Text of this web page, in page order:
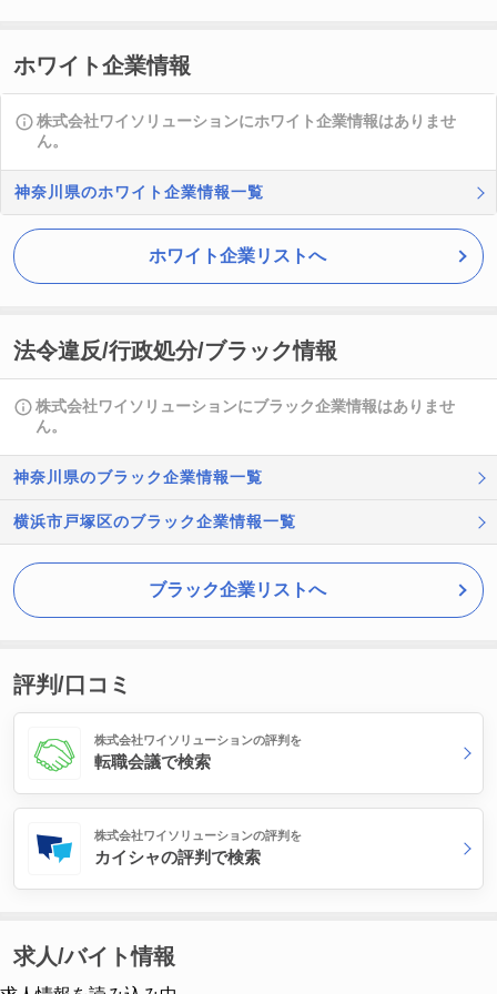
ホワイト企業情報
株式会社ワイソリューションにホワイト企業情報はありませ
ん。
神奈川県のホワイト企業情報一覧
ホワイト企業リストへ
法令違反/行政処分/ブラック情報
株式会社ワイソリューションにブラック企業情報はありませ
ん。
神奈川県のブラック企業情報一覧
横浜市戸塚区のブラック企業情報一覧
ブラック企業リストへ
評判/口コミ
株式会社ワイソリューションの評判を
転職会議で検索
株式会社ワイソリューションの評判を
カイシャの評判で検索
求人/バイト情報